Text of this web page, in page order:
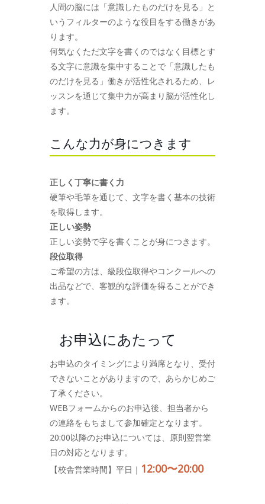
人間の脳には「意識したものだけを見る」と
いうフィルターのような役目をする働きがあ
ります。
何気なくただ文字を書くのではなく目標とす
る文字に意識を集中することで「意識したも
のだけを見る」働きが活性化されるため、レ
ッスンを通じて集中力が高まり脳が活性化し
ます。
こんな力が身につきます
正しく丁寧に書く力
硬筆や毛筆を通じて、文字を書く基本の技術
を取得します。
正しい姿勢
正しい姿勢で字を書くことが身につきます。
段位取得
ご希望の方は、級段位取得やコンクールへの
出品などで、客観的な評価を得ることができ
ます。
お申込にあたって
お申込のタイミングにより満席となり、受付
できないことがありますので、あらかじめご
了承ください。
WEBフォームからのお申込後、担当者から
の連絡をもちまして参加確定となります。
20:00以降のお申込については、原則翌営業
日の対応となります。
【校舎営業時間】平日｜ 12:00〜20:00